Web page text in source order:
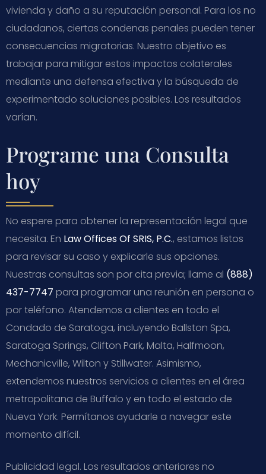
vivienda y daño a su reputación personal. Para los no
ciudadanos, ciertas condenas penales pueden tener
consecuencias migratorias. Nuestro objetivo es
trabajar para mitigar estos impactos colaterales
mediante una defensa efectiva y la búsqueda de
experimentado soluciones posibles. Los resultados
varían.
Programe una Consulta
hoy
No espere para obtener la representación legal que
necesita. En Law Offices Of SRIS, P.C., estamos listos
para revisar su caso y explicarle sus opciones.
Nuestras consultas son por cita previa; llame al (888)
437-7747 para programar una reunión en persona o
por teléfono. Atendemos a clientes en todo el
Condado de Saratoga, incluyendo Ballston Spa,
Saratoga Springs, Clifton Park, Malta, Halfmoon,
Mechanicville, Wilton y Stillwater. Asimismo,
extendemos nuestros servicios a clientes en el área
metropolitana de Buffalo y en todo el estado de
Nueva York. Permítanos ayudarle a navegar este
momento difícil.
Publicidad legal. Los resultados anteriores no